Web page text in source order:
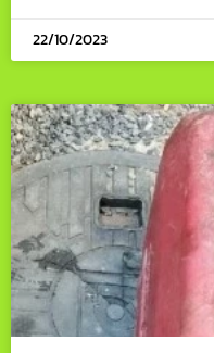
22/10/2023